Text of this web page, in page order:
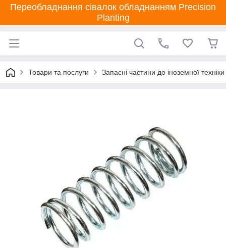
Переобладнання сівалок обладнанням Precision
Planting
Товари та послуги Запасні частини до іноземної техніки